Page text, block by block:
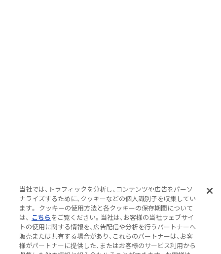
当社では、トラフィックを分析し、コンテンツや広告をパーソ
ナライズするために、クッキーなどの個人識別子を収集してい
ます。 クッキーの使用方法と各クッキーの保存期間について
は、
こちら をご覧ください。当社は、お客様の当社ウェブサイ
トの使用に関する情報を、広告配信や分析を行うパートナーへ
販売または共有する場合があり、これらのパートナーは、お客
様がパートナーに提供した、またはお客様のサービス利用から